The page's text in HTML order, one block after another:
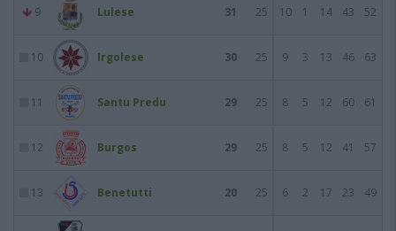
9 Lulese 31 25 10 1 14 43 52
10 Irgolese 30 25 9 3 13 46 63
11 Santu Predu 29 25 8 5 12 60 61
12 Burgos 29 25 8 5 12 41 57
13 Benetutti 20 25 6 2 17 23 49